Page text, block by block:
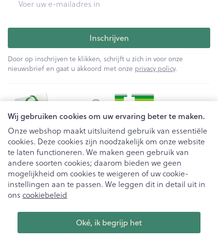
Wij gebruiken cookies om uw ervaring beter te maken.
Onze webshop maakt uitsluitend gebruik van essentiële
cookies. Deze cookies zijn noodzakelijk om onze website
te laten functioneren. We maken geen gebruik van
andere soorten cookies; daarom bieden we geen
mogelijkheid om cookies te weigeren of uw cookie-
instellingen aan te passen. We leggen dit in detail uit in
ons cookiebeleid
Oké, ik begrijp het
Inschrijven
Door op inschrijven te klikken, schrijft u zich in voor onze
nieuwsbrief en gaat u akkoord met onze privacy policy.
Juridische links